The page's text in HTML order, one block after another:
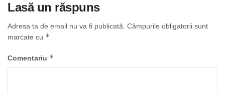
Lasă un răspuns
Adresa ta de email nu va fi publicată. Câmpurile obligatorii sunt
marcate cu *
Comentariu *